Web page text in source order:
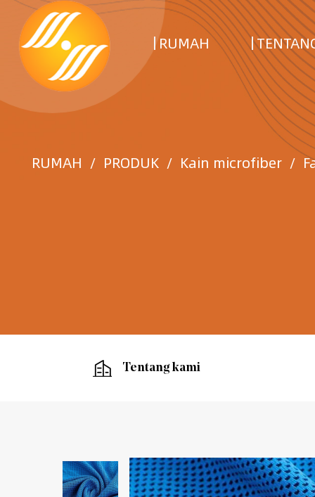
RUMAH
RUMAH / PRODUK / Kain microfiber /
Tentang kami